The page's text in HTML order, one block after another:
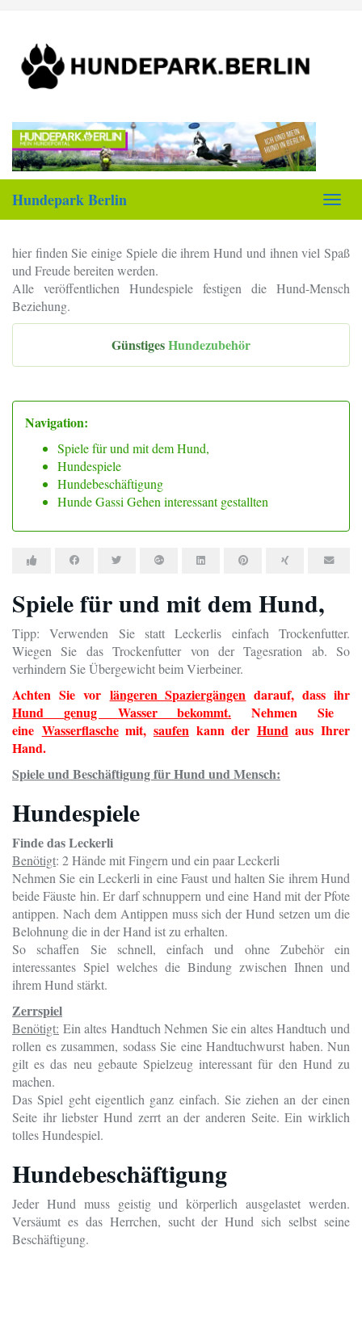
content
Hundepark Berlin
hier finden Sie einige Spiele die ihrem Hund und ihnen viel Spaß
und Freude bereiten werden.
Alle veröffentlichen Hundespiele festigen die Hund-Mensch
Beziehung.
GünstigesHundezubehör
Navigation:
Spiele für und mit dem Hund,
Hundespiele
Hundebeschäftigung
Hunde Gassi Gehen interessant gestallten
Spiele für und mit dem Hund,
Tipp: Verwenden Sie statt Leckerlis einfach Trockenfutter.
Wiegen Sie das Trockenfutter von der Tagesration ab. So
verhindern Sie Übergewicht beim Vierbeiner.
Achten Sie vor längeren Spaziergängen darauf, dass ihr
Hundgenug Wasser bekommt. Nehmen Sie
eine Wasserflaschemit, saufenkann der Hundaus Ihrer
Hand.
Spiele und Beschäftigung für Hund und Mensch:
Hundespiele
Finde das Leckerli
Benötigt: 2 Hände mit Fingern und ein paar Leckerli
Nehmen Sie ein Leckerli in eine Faust und halten Sie ihrem Hund
beide Fäuste hin. Er darf schnuppern und eine Hand mit der Pfote
antippen. Nach dem Antippen muss sich der Hund setzen um die
Belohnung die in der Hand ist zu erhalten.
So schaffen Sie schnell, einfach und ohne Zubehör ein
interessantes Spiel welches die Bindung zwischen Ihnen und
ihrem Hund stärkt.
Zerrspiel
Benötigt: Ein altes Handtuch Nehmen Sie ein altes Handtuch und
rollen es zusammen, sodass Sie eine Handtuchwurst haben. Nun
gilt es das neu gebaute Spielzeug interessant für den Hund zu
machen.
Das Spiel geht eigentlich ganz einfach. Sie ziehen an der einen
Seite ihr liebster Hund zerrt an der anderen Seite. Ein wirklich
tolles Hundespiel.
Hundebeschäftigung
Jeder Hund muss geistig und körperlich ausgelastet werden.
Versäumt es das Herrchen, sucht der Hund sich selbst seine
Beschäftigung.